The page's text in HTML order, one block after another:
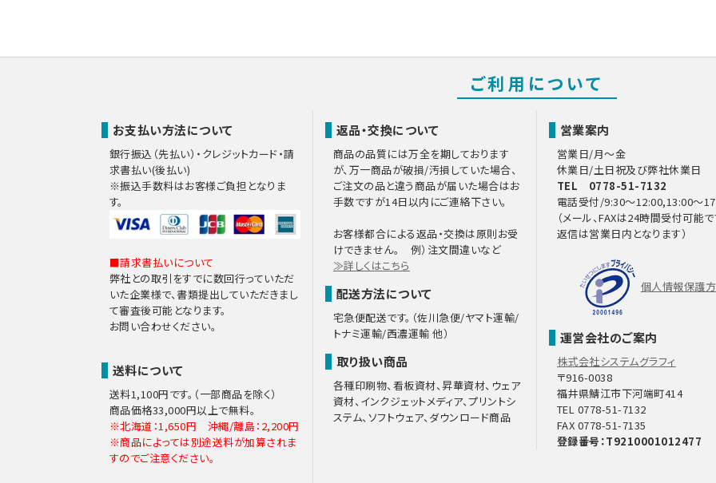
ご利用について
お支払い方法について
銀行振込（先払い）・クレジットカード・請
求書払い(後払い)
※振込手数料はお客様ご負担となりま
す。
■請求書払いについて
弊社との取引をすでに数回行っていただ
いた企業様で、書類提出していただきまし
て審査後可能となります。
お問い合わせください。
送料について
送料1,100円です。（一部商品を除く）
商品価格33,000円以上で無料。
※北海道：1,650円 沖縄/離島：2,200円
※商品によっては別途送料が加算されま
すのでご注意ください。
返品・交換について
商品の品質には万全を期しております
が、万一商品が破損/汚損していた場合、
ご注文の品と違う商品が届いた場合はお
手数ですが14日以内にご連絡下さい。
お客様都合による返品・交換は原則お受
けできません。 例）注文間違いなど
≫詳しくはこちら
配送方法について
宅急便配送です。（佐川急便/ヤマト運輸/
トナミ運輸/西濃運輸 他）
取り扱い商品
各種印刷物、看板資材、昇華資材、ウェア
資材、インクジェットメディア、プリントシ
ステム、ソフトウェア、ダウンロード商品
営業案内
営業日/月～金
休業日/土日祝及び弊社休業日
TEL 0778-51-7132
電話受付/9:30～12:00,13:00～
（メール、FAXは24時間受付可能で
返信は営業日内となります）
個人情報保護
運営会社のご案内
株式会社システムグラフィ
〒916-0038
福井県鯖江市下河端町414
TEL 0778-51-7132
FAX 0778-51-7135
登録番号：T9210001012477